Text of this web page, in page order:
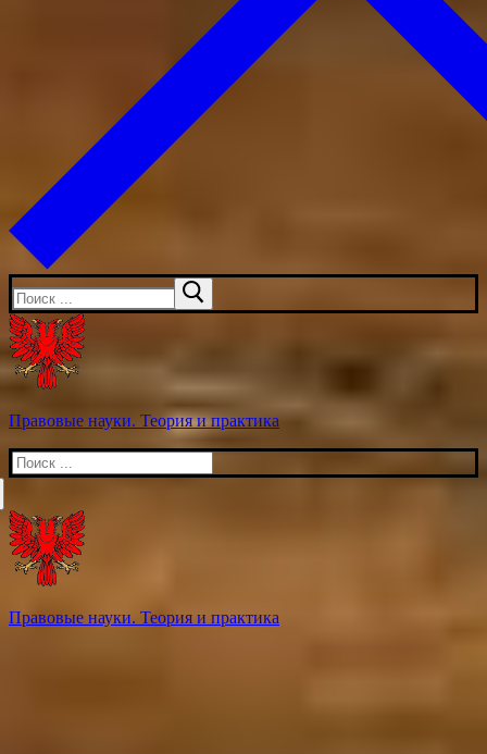
Искать:
Правовые науки. Теория и практика
Искать:
Правовые науки. Теория и практика